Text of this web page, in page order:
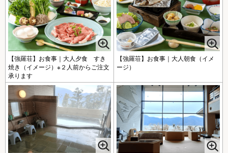
【強羅荘】お食事｜大人夕食 すき
焼き（イメージ）※２人前からご注文
承ります
【強羅荘】お食事｜大人朝食（イメ
ージ）